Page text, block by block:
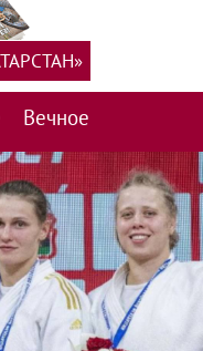
Вечное